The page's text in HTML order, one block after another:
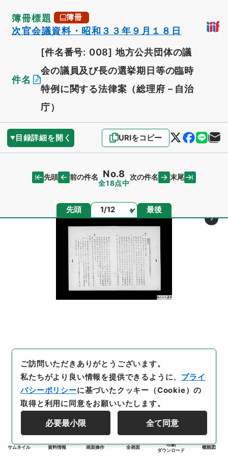
簿冊標題 簿冊
次官会議資料・昭和３３年９月１８日
件名
[件名番号: 008] 地方公共団体の議
会の議員及び長の選挙期日等の臨時
特例に関する法律案（総理府－自治
庁）
目録詳細を開く URIをコピー
先頭 前の件名 No.8
全18点中
次の件名 末尾
先頭 ページ 最後
サムネイル 資料情報 画面操作 全画面
印刷
ダウンロード
概観図
ご訪問いただきありがとうございます。
私たちがより良い情報を提供できるように、 プライ
バシーポリシーに基づいたクッキー（Cookie）の
取得と利用に同意をお願いいたします。
必要最小限 全て同意